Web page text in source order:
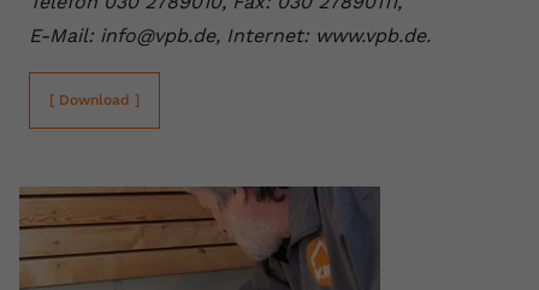
E-Mail: info@vpb.de, Internet: www.vpb.de.
[ Download ]